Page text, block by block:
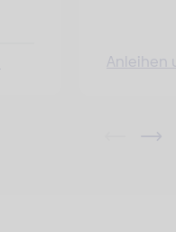
Anleihen